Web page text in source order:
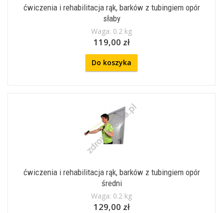
ćwiczenia i rehabilitacja rąk, barków z tubingiem opór
słaby
Waga: 0.2 kg
119,00 zł
Do koszyka
ćwiczenia i rehabilitacja rąk, barków z tubingiem opór
średni
Waga: 0.2 kg
129,00 zł